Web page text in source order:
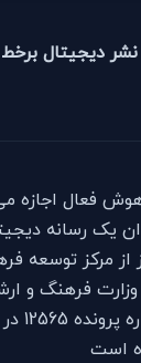
دیجیتال
فعال اجازه
یک رسانه
از مرکز توسعه
فرهنگ و
است